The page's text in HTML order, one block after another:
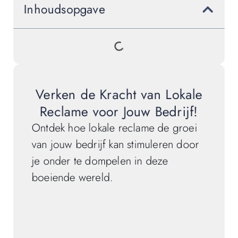
Inhoudsopgave
Verken de Kracht van Lokale
Reclame voor Jouw Bedrijf!
Ontdek hoe lokale reclame de groei
van jouw bedrijf kan stimuleren door
je onder te dompelen in deze
boeiende wereld.